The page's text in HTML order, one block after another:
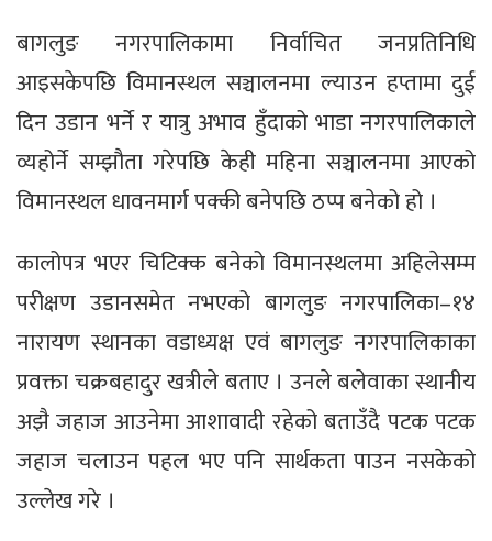
बागलुङ नगरपालिकामा निर्वाचित जनप्रतिनिधि
आइसकेपछि विमानस्थल सञ्चालनमा ल्याउन हप्तामा दुई
दिन उडान भर्ने र यात्रु अभाव हुँदाको भाडा नगरपालिकाले
व्यहोर्ने सम्झौता गरेपछि केही महिना सञ्चालनमा आएको
विमानस्थल धावनमार्ग पक्की बनेपछि ठप्प बनेको हो ।
कालोपत्र भएर चिटिक्क बनेको विमानस्थलमा अहिलेसम्म
परीक्षण उडानसमेत नभएको बागलुङ नगरपालिका–१४
नारायण स्थानका वडाध्यक्ष एवं बागलुङ नगरपालिकाका
प्रवक्ता चक्रबहादुर खत्रीले बताए । उनले बलेवाका स्थानीय
अझै जहाज आउनेमा आशावादी रहेको बताउँदै पटक पटक
जहाज चलाउन पहल भए पनि सार्थकता पाउन नसकेको
उल्लेख गरे ।